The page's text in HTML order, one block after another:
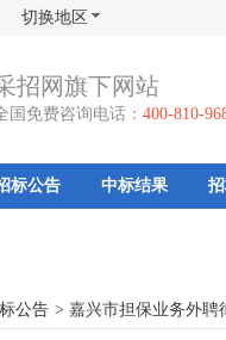
切换地区
招网旗下网站
国免费咨询电话： 400-810-
标公告 中标结果
公告 > 嘉兴市担保业务外聘